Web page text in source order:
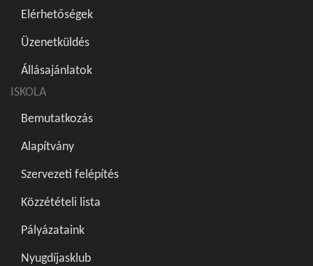
Elérhetőségek
Üzenetküldés
Állásajánlatok
ISKOLA
Bemutatkozás
Alapítvány
Szervezeti felépítés
Közzétételi lista
Pályázataink
Nyugdíjasklub